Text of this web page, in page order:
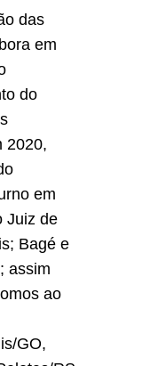
das
em
do
2020,
em
Juiz de
Bagé e
assim
ao
GO,